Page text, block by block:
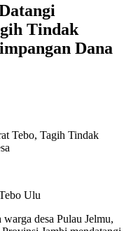
Tindak
Dana
Ulu
desa Pulau Jelmu,